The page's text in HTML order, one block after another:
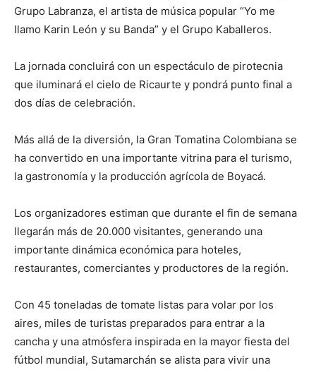
Grupo Labranza, el artista de música popular “Yo me
llamo Karin León y su Banda” y el Grupo Kaballeros.
La jornada concluirá con un espectáculo de pirotecnia
que iluminará el cielo de Ricaurte y pondrá punto final a
dos días de celebración.
Más allá de la diversión, la Gran Tomatina Colombiana se
ha convertido en una importante vitrina para el turismo,
la gastronomía y la producción agrícola de Boyacá.
Los organizadores estiman que durante el fin de semana
llegarán más de 20.000 visitantes, generando una
importante dinámica económica para hoteles,
restaurantes, comerciantes y productores de la región.
Con 45 toneladas de tomate listas para volar por los
aires, miles de turistas preparados para entrar a la
cancha y una atmósfera inspirada en la mayor fiesta del
fútbol mundial, Sutamarchán se alista para vivir una